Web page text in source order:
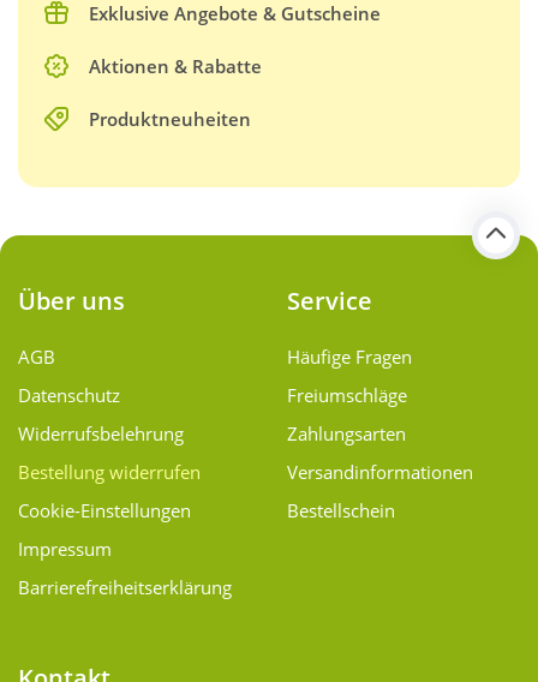
Exklusive Angebote & Gutscheine
Aktionen & Rabatte
Produktneuheiten
Über uns
AGB
Datenschutz
Widerrufsbelehrung
Bestellung widerrufen
Cookie-Einstellungen
Impressum
Barrierefreiheitserklärung
Service
Häufige Fragen
Freiumschläge
Zahlungsarten
Versand­informationen
Bestellschein